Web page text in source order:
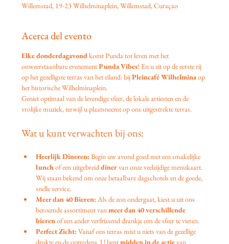
Willemstad, 19-23 Wilhelminaplein, Willemstad, Curaçao
Acerca del evento
Elke donderdagavond komt Punda tot leven met het
onweerstaanbare evenement Punda Vibes! En u zit op de eerste rij
op het gezelligste terras van het eiland: bij Pleincafé Wilhelmina op
het historische Wilhelminaplein.
Geniet optimaal van de levendige sfeer, de lokale artiesten en de
vrolijke muziek, terwijl u plaatsneemt op ons uitgestrekte terras.
Wat u kunt verwachten bij ons:
Heerlijk Dineren: Begin uw avond goed met een smakelijke
lunch of een uitgebreid diner van onze veelzijdige menukaart.
Wij staan bekend om onze betaalbare dagschotels en de goede,
snelle service.
Meer dan 40 Bieren: Als de zon ondergaat, kiest u uit ons
beroemde assortiment van meer dan 40 verschillende
bieren of een ander verfrissend drankje om de sfeer te vieren.
Perfect Zicht: Vanaf ons terras mist u niets van de gezellige
drukte en de optredens. U bent midden in de actie van